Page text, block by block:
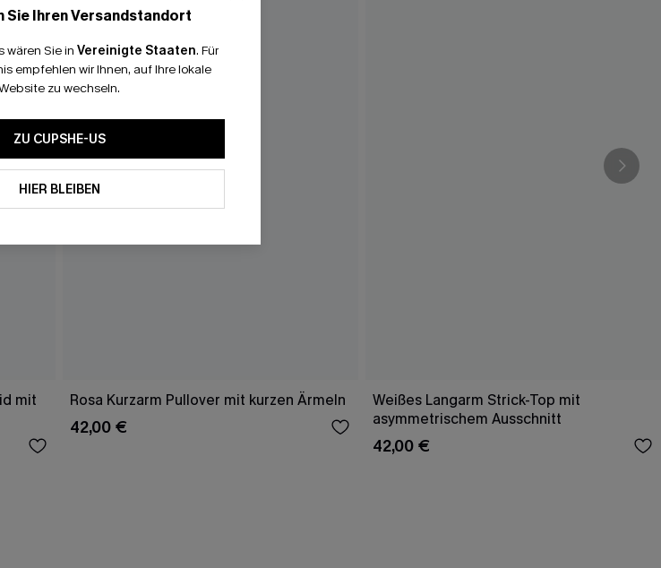
mit
Rosa Kurzarm Pullover mit kurzen Ärmeln
42,00 €
Weißes Langarm Strick-Top mit
asymmetrischem Ausschnitt
42,00 €
Sie Ihren Versandstandort
wären Sie in Vereinigte Staaten. Für
empfehlen wir Ihnen, auf Ihre lokale
zu wechseln.
ZU CUPSHE-US
HIER BLEIBEN